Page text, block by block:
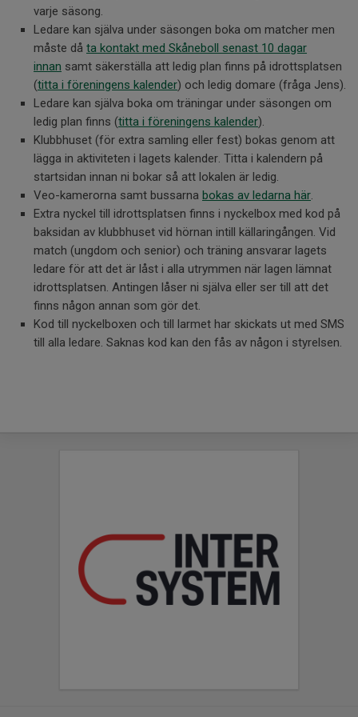
varje säsong.
Ledare kan själva under säsongen boka om matcher men
måste då ta kontakt med Skåneboll senast 10 dagar
innan samt säkerställa att ledig plan finns på idrottsplatsen
(titta i föreningens kalender) och ledig domare (fråga Jens).
Ledare kan själva boka om träningar under säsongen om
ledig plan finns (titta i föreningens kalender).
Klubbhuset (för extra samling eller fest) bokas genom att
lägga in aktiviteten i lagets kalender. Titta i kalendern på
startsidan innan ni bokar så att lokalen är ledig.
Veo-kamerorna samt bussarna bokas av ledarna här.
Extra nyckel till idrottsplatsen finns i nyckelbox med kod på
baksidan av klubbhuset vid hörnan intill källaringången. Vid
match (ungdom och senior) och träning ansvarar lagets
ledare för att det är låst i alla utrymmen när lagen lämnat
idrottsplatsen. Antingen låser ni själva eller ser till att det
finns någon annan som gör det.
Kod till nyckelboxen och till larmet har skickats ut med SMS
till alla ledare. Saknas kod kan den fås av någon i styrelsen.